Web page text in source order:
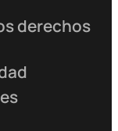
derechos